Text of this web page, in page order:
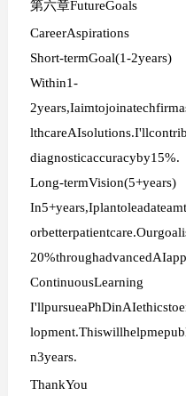
第六章FutureGoals
CareerAspirations
Short-termGoal(1-2years)
Within1-
diagnosticaccuracyby15%.
Long-termVision(5+years)
ContinuousLearning
n3years.
ThankYou